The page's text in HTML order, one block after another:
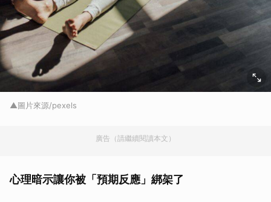
▲圖片來源/pexels
廣告（請繼續閱讀本文）
心理暗示讓你被「預期反應」綁架了